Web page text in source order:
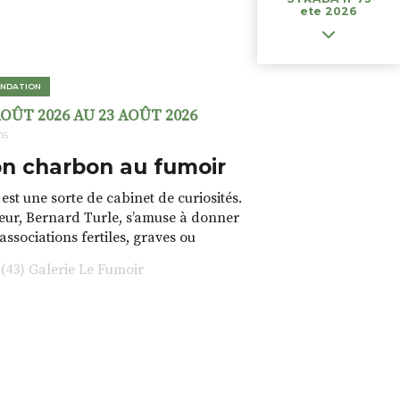
2026 AU 23 AOÛT 2026
charbon au fumoir
une sorte de cabinet de curiosités.
Bernard Turle, s’amuse à donner
fertiles, graves ou
fumeuses. Des oeuvres
font. liens avec les histoires un peu
Galerie Le Fumoir
ete 2026